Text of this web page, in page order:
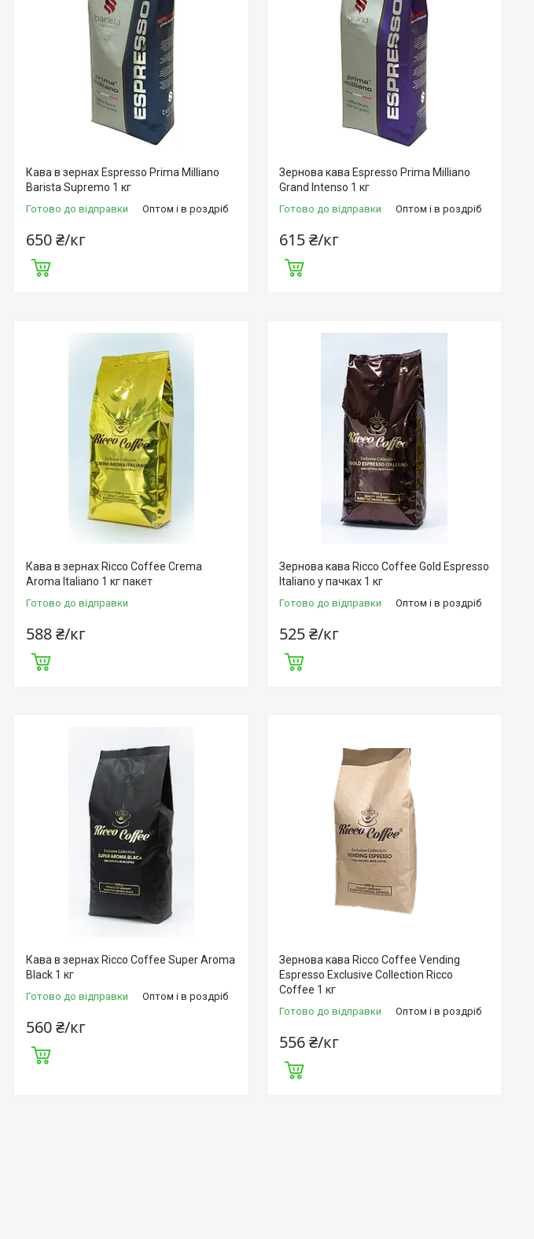
Кава в зернах Espresso Prima Milliano
Barista Supremo 1 кг
Готово до відправки Оптом і в роздріб
650 ₴/кг
Зернова кава Espresso Prima Milliano
Grand Intenso 1 кг
Готово до відправки Оптом і в роздріб
615 ₴/кг
Кава в зернах Ricco Coffee Crema
Aroma Italiano 1 кг пакет
Готово до відправки
588 ₴/кг
Зернова кава Ricco Coffee Gold Espresso
Italiano у пачках 1 кг
Готово до відправки Оптом і в роздріб
525 ₴/кг
Кава в зернах Ricco Coffee Super Aroma
Black 1 кг
Готово до відправки Оптом і в роздріб
560 ₴/кг
Зернова кава Ricco Coffee Vending
Espresso Exclusive Collection Ricco
Coffee 1 кг
Готово до відправки Оптом і в роздріб
556 ₴/кг